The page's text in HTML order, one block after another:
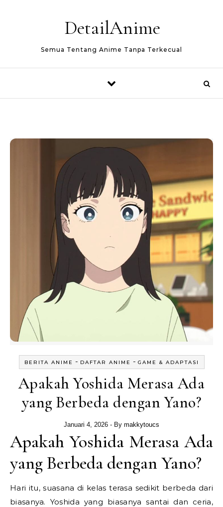
DetailAnime
Semua Tentang Anime Tanpa Terkecual
BERITA ANIME - DAFTAR ANIME - GAME & ADAPTASI
Apakah Yoshida Merasa Ada
yang Berbeda dengan Yano?
Januari 4, 2026 - By makkytoucs
Apakah Yoshida Merasa Ada
yang Berbeda dengan Yano?
Hari itu, suasana di kelas terasa sedikit berbeda dari
biasanya. Yoshida yang biasanya santai dan ceria,